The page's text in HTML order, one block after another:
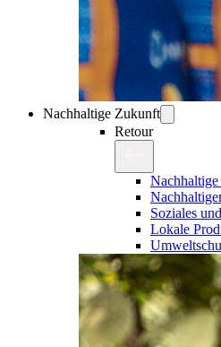
Nachhaltige Zukunft
Retour
Soziales
Lokale